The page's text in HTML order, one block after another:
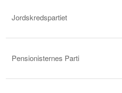
Jordskredspartiet
Pensionisternes Parti